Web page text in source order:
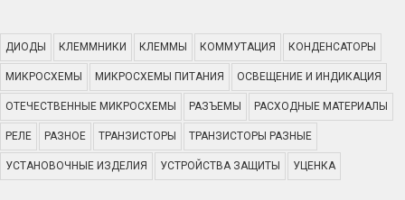
ДИОДЫ КЛЕММНИКИ КЛЕММЫ КОММУТАЦИЯ КОНДЕНСАТОРЫ
МИКРОСХЕМЫ МИКРОСХЕМЫ ПИТАНИЯ ОСВЕЩЕНИЕ И ИНДИКАЦИЯ
ОТЕЧЕСТВЕННЫЕ МИКРОСХЕМЫ РАЗЪЕМЫ РАСХОДНЫЕ МАТЕРИАЛЫ
РЕЛЕ РАЗНОЕ ТРАНЗИСТОРЫ ТРАНЗИСТОРЫ РАЗНЫЕ
УСТАНОВОЧНЫЕ ИЗДЕЛИЯ УСТРОЙСТВА ЗАЩИТЫ УЦЕНКА